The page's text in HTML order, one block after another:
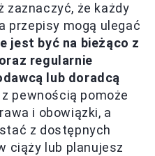
zaznaczyć, że każdy
przepisy mogą ulegać
jest być na bieżąco z
regularnie
lub doradcą
pewnością pomoże
i obowiązki, a
z dostępnych
ciąży lub planujesz